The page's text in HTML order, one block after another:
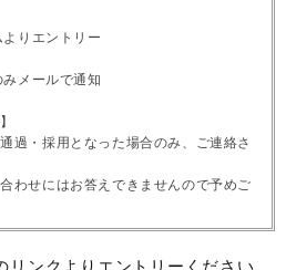
りエントリー
メールで通知
過・採用となった場合のみ、ご連絡さ
わせにはお答えできませんので予めご
ンクよりエントリーください。